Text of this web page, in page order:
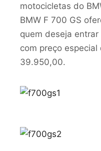
motocicletas do
BMW F 700 GS
quem deseja
com preço
39.950,00.